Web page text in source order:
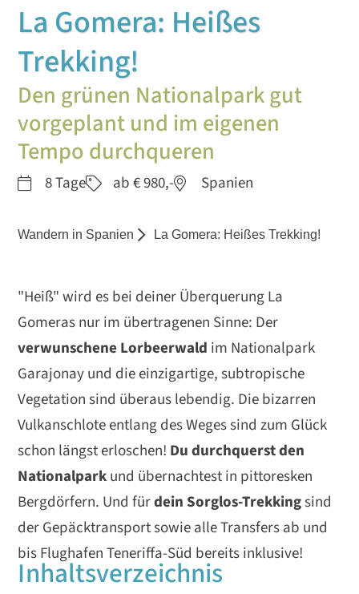
La Gomera: Heißes
Trekking!
Den grünen Nationalpark gut
vorgeplant und im eigenen
Tempo durchqueren
8 Tage ab € 980,- Spanien
Wandern in Spanien La Gomera: Heißes Trekking!
"Heiß" wird es bei deiner Überquerung La
Gomeras nur im übertragenen Sinne: Der
verwunschene Lorbeerwald im Nationalpark
Garajonay und die einzigartige, subtropische
Vegetation sind überaus lebendig. Die bizarren
Vulkanschlote entlang des Weges sind zum Glück
schon längst erloschen! Du durchquerst den
Nationalparkund übernachtest in pittoresken
Bergdörfern. Und fürdein Sorglos-Trekkingsind
der Gepäcktransport sowie alle Transfers ab und
bis Flughafen Teneriffa-Süd bereits inklusive!
Inhaltsverzeichnis